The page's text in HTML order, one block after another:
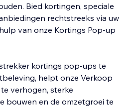
Bied kortingen, speciale
rechtstreeks via uw
van onze Kortings Pop-up
kortings pop-ups te
helpt onze Verkoop
verhogen, sterke
bouwen en de omzetgroei te